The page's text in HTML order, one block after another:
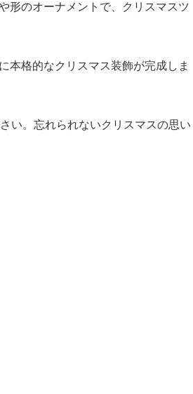
形のオーナメントで、クリスマスツ
本格的なクリスマス装飾が完成しま
い。忘れられないクリスマスの思い